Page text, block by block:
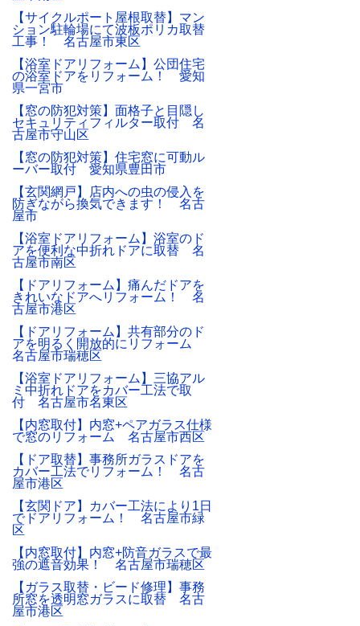
【サイクルポート屋根取替】マン
ション駐輪場にて波板ポリカ取替
工事！ 名古屋市東区
【浴室ドアリフォーム】公団住宅
の浴室ドアをリフォーム！ 愛知
県一宮市
【窓の防犯対策】面格子と目隠し
セキュリティフィルター取付 名
古屋市守山区
【窓の防犯対策】住宅窓に可動ル
ーバー取付 愛知県豊田市
【玄関網戸】店内への虫の侵入を
防ぎながら換気できます！ 名古
屋市
【浴室ドアリフォーム】浴室のド
アを便利な中折れドアに取替 名
古屋市南区
【ドアリフォーム】痛んだドアを
きれいなドアへリフォーム！ 名
古屋市港区
【ドアリフォーム】共有部分のド
アを明るく開放的にリフォーム
名古屋市瑞穂区
【浴室ドアリフォーム】三協アル
ミ中折れドアをカバー工法で取
付 名古屋市名東区
【内窓取付】内窓+ペアガラス仕様
で窓のリフォーム 名古屋市西区
【ドア取替】事務所ガラスドアを
カバー工法でリフォーム！ 名古
屋市港区
【玄関ドア】カバー工法により1日
でドアリフォーム！ 名古屋市緑
区
【内窓取付】内窓+防音ガラスで最
強の遮音効果！ 名古屋市瑞穂区
【ガラス取替・ビード修理】事務
所窓を透明窓ガラスに取替 名古
屋市港区